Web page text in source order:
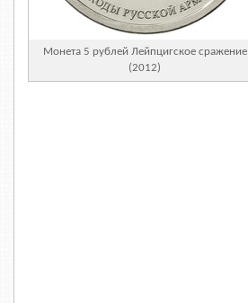
Монета 5 рублей Лейпцигское сражение
(2012)